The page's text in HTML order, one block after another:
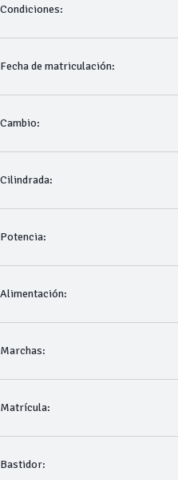
Condiciones:
Fecha de matriculación:
Cambio:
Cilindrada:
Potencia:
Alimentación:
Marchas:
Matrícula:
Bastidor: